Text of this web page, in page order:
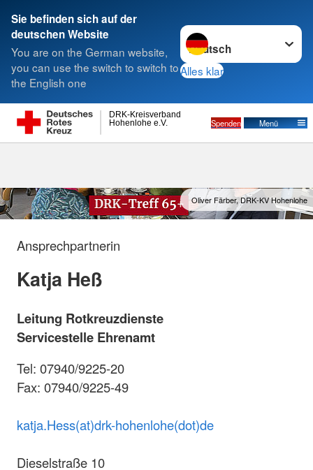
Sie befinden sich auf der
deutschen Website
You are on the German website,
you can use the switch to switch to
the English one
Sprache wechseln zu
Alles klar
Hohenlohe e.V.
DRK-Kreisverband
Spenden Menü
Suche
DRK-Treff 65+
Oliver Färber, DRK-KV Hohenlohe
Ansprechpartnerin
Katja Heß
Leitung Rotkreuzdienste
Servicestelle Ehrenamt
Tel: 07940/9225-20
Fax: 07940/9225-49
katja.Hess(at)drk-hohenlohe(dot)de
Dieselstraße 10